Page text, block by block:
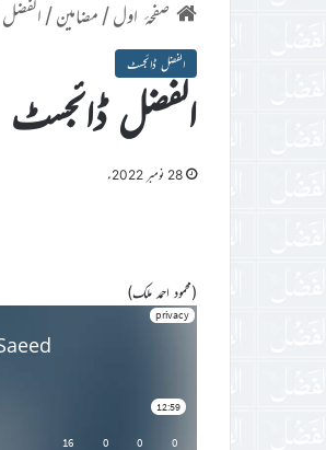
صفحۂ اول/ مضامین/
الفضل ڈائجسٹ
الفضل ڈائجسٹ
28 نومبر 2022ء
(محمود احمد ملک)